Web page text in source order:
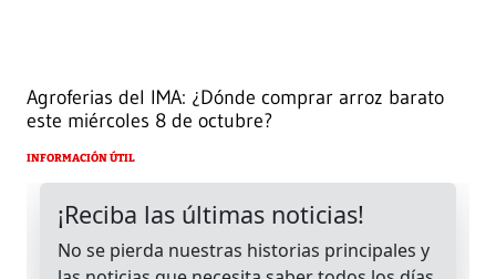
Agroferias del IMA: ¿Dónde comprar arroz barato
este miércoles 8 de octubre?
INFORMACIÓN ÚTIL